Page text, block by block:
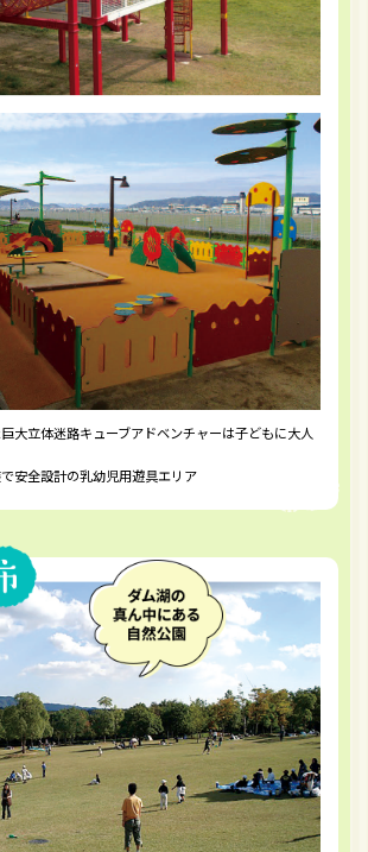
大立体迷路キューブアドベンチャーは子どもに大人
安全設計の乳幼児用遊具エリア